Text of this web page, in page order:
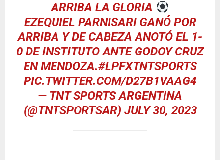
ARRIBA LA GLORIA
EZEQUIEL PARNISARI GANÓ POR
ARRIBA Y DE CABEZA ANOTÓ EL 1-
0 DE INSTITUTO ANTE GODOY CRUZ
EN MENDOZA.#LPFXTNTSPORTS
PIC.TWITTER.COM/D27B1VAAG4
— TNT SPORTS ARGENTINA
(@TNTSPORTSAR) JULY 30, 2023